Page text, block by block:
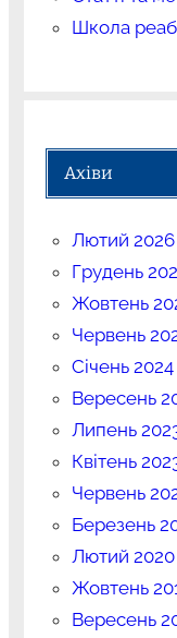
Школа
Ахіви
Лютий 2026
Грудень
Жовтень
Червень
Січень 2024
Вересень
Липень
Квітень
Червень
Березень
Лютий 2020
Жовтень
Вересень